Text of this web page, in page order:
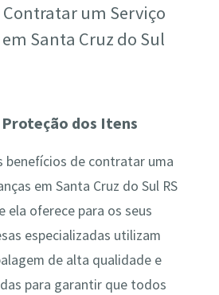
um Serviço
Santa Cruz do Sul
Proteção dos Itens
benefícios de contratar uma
em Santa Cruz do Sul RS
ela oferece para os seus
especializadas utilizam
de alta qualidade e
para garantir que todos